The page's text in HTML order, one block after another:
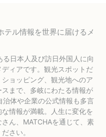
ル情報を世界に届けるメ
日本人及び訪日外国人に向
ィアです。観光スポットだ
ョッピング、観光地へのア
まで、多岐にわたる情報が
体や企業の公式情報も多言
情報が満載。人生に変化を
ん、MATCHAを通じて、素
さい。